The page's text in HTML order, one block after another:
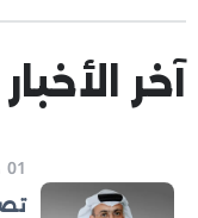
آخر الأخبار
01 ديسمبر 2025